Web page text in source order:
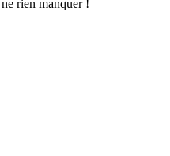
rien manquer !